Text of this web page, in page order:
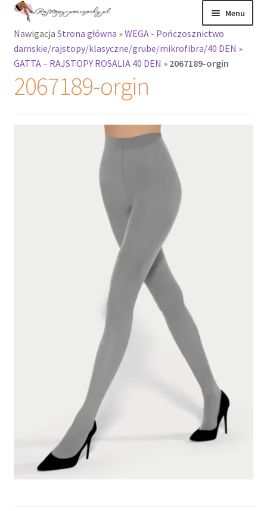
Przejdź
nawigacji
Przejdź
treści
Menu
Rajstopy
Rozwiń
menu
potomne
Nawigacja Strona główna »WEGA - Pończosznictwo
damskie/rajstopy/klasyczne/grube/mikrofibra/40 DEN »
GATTA – RAJSTOPY ROSALIA 40 DEN » 2067189-orgin
2067189-orgin